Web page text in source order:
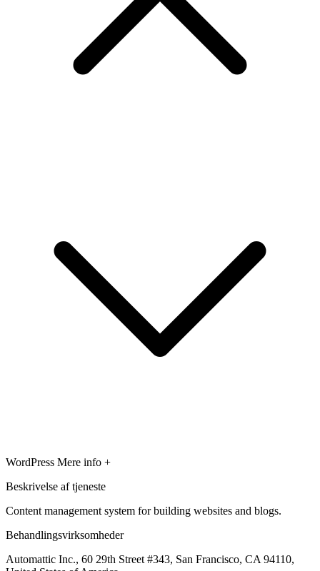
WordPress Mere info +
Beskrivelse af tjeneste
Content management system for building websites and blogs.
Behandlingsvirksomheder
Automattic Inc., 60 29th Street #343, San Francisco, CA 94110,